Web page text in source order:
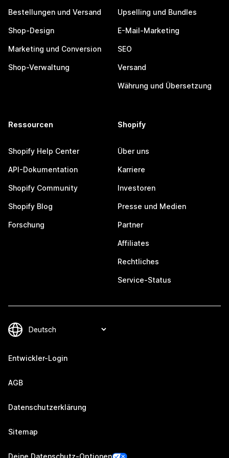
Bestellungen und Versand
Shop-Design
Marketing und Conversion
Shop-Verwaltung
Upselling und Bundles
E-Mail-Marketing
SEO
Versand
Währung und Übersetzung
Ressourcen
Shopify Help Center
API-Dokumentation
Shopify Community
Shopify Blog
Forschung
Shopify
Über uns
Karriere
Investoren
Presse und Medien
Partner
Affiliates
Rechtliches
Service-Status
Entwickler-Login
AGB
Datenschutzerklärung
Sitemap